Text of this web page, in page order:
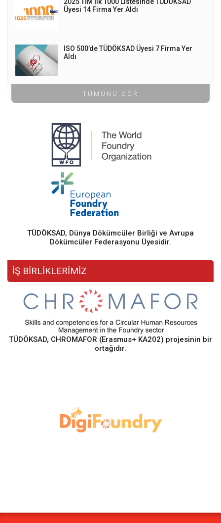
Üyesi 14 Firma Yer Aldı
İSO 500’de TÜDÖKSAD Üyesi 7 Firma Yer
Aldı
TÜMÜNÜ GÖR
TÜDÖKSAD, Dünya Dökümcüler Birliği ve Avrupa
Dökümcüler Federasyonu Üyesidir.
İŞ BİRLİKLERİMİZ
TÜDÖKSAD, CHROMAFOR (Erasmus+ KA202) projesinin bir
ortağıdır.